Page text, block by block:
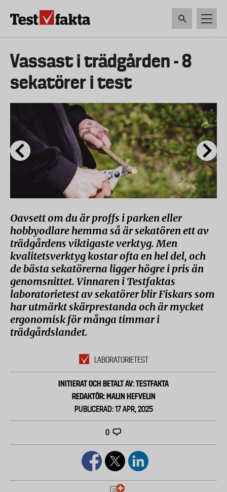
Huvudmeny
ny
LIVSMEDEL
Vassast i trädgården - 8
sekatörer i test
Oavsett om du är proffs i parken eller
hobbyodlare hemma så är sekatören ett av
trädgårdens viktigaste verktyg. Men
kvalitetsverktyg kostar ofta en hel del, och
de bästa sekatörerna ligger högre i pris än
genomsnittet. Vinnaren i Testfaktas
laboratorietest av sekatörer blir Fiskars som
har utmärkt skärprestanda och är mycket
ergonomisk för många timmar i
trädgårdslandet.
LABORATORIETEST
INITIERAT OCH BETALT AV: TESTFAKTA
REDAKTÖR: MALIN HEFVELIN
PUBLICERAD: 17 APR, 2025
0